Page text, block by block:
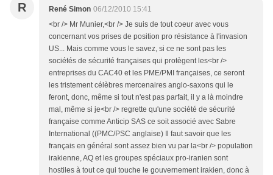
R René Simon 06/12/2010 15:41
<br /> Mr Munier,<br /> Je suis de tout coeur avec vous
concernant vos prises de position pro résistance à l'invasion
US... Mais comme vous le savez, si ce ne sont pas les
sociétés de sécurité françaises qui protègent les<br />
entreprises du CAC40 et les PME/PMI françaises, ce seront
les tristement célèbres mercenaires anglo-saxons qui le
feront, donc, même si tout n'est pas parfait, il y a là moindre
mal, même si je<br /> regrette qu'une société de sécurité
française comme Anticip SAS ce soit associé avec Sabre
International ((PMC/PSC anglaise) Il faut savoir que les
français en général sont assez bien vu par la<br /> population
irakienne, AQ et les groupes spéciaux pro-iranien sont
hostiles à tout ce qui touche le gouvernement irakien, donc à